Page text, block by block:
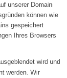
unserer Domain
können wie
gespeichert
Ihres Browsers
wird und
werden. Wir